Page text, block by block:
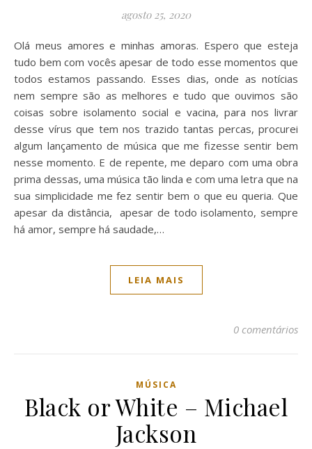
agosto 25, 2020
Olá meus amores e minhas amoras. Espero que esteja
tudo bem com vocês apesar de todo esse momentos que
todos estamos passando. Esses dias, onde as notícias
nem sempre são as melhores e tudo que ouvimos são
coisas sobre isolamento social e vacina, para nos livrar
desse vírus que tem nos trazido tantas percas, procurei
algum lançamento de música que me fizesse sentir bem
nesse momento. E de repente, me deparo com uma obra
prima dessas, uma música tão linda e com uma letra que na
sua simplicidade me fez sentir bem o que eu queria. Que
apesar da distância, apesar de todo isolamento, sempre
há amor, sempre há saudade,…
LEIA MAIS
0 comentários
MÚSICA
Black or White – Michael
Jackson